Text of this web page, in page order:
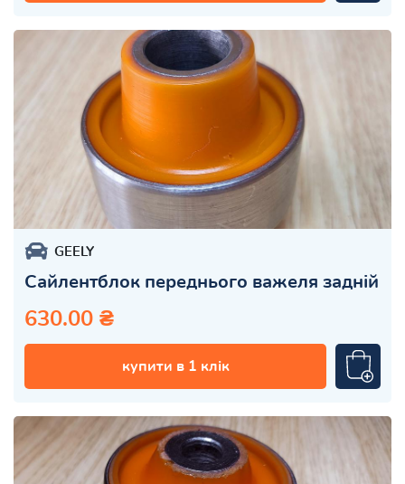
GEELY
Сайлентблок переднього важеля задній
630.00 ₴
купити в 1 клік